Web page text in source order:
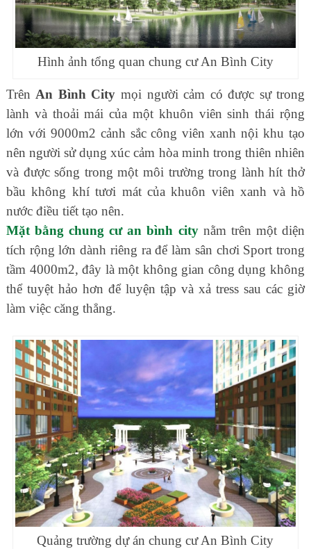
Hình ảnh tổng quan chung cư An Bình City
Trên An Bình City mọi người cảm có được sự trong
lành và thoải mái của một khuôn viên sinh thái rộng
lớn với 9000m2 cảnh sắc công viên xanh nội khu tạo
nên người sử dụng xúc cảm hòa minh trong thiên nhiên
và được sống trong một môi trường trong lành hít thở
bầu không khí tươi mát của khuôn viên xanh và hồ
nước điều tiết tạo nên.
Mặt bằng chung cư an bình citynằm trên một diện
tích rộng lớn dành riêng ra để làm sân chơi Sport trong
tầm 4000m2, đây là một không gian công dụng không
thể tuyệt hảo hơn để luyện tập và xả tress sau các giờ
làm việc căng thẳng.
Quảng trường dự án chung cư An Bình City